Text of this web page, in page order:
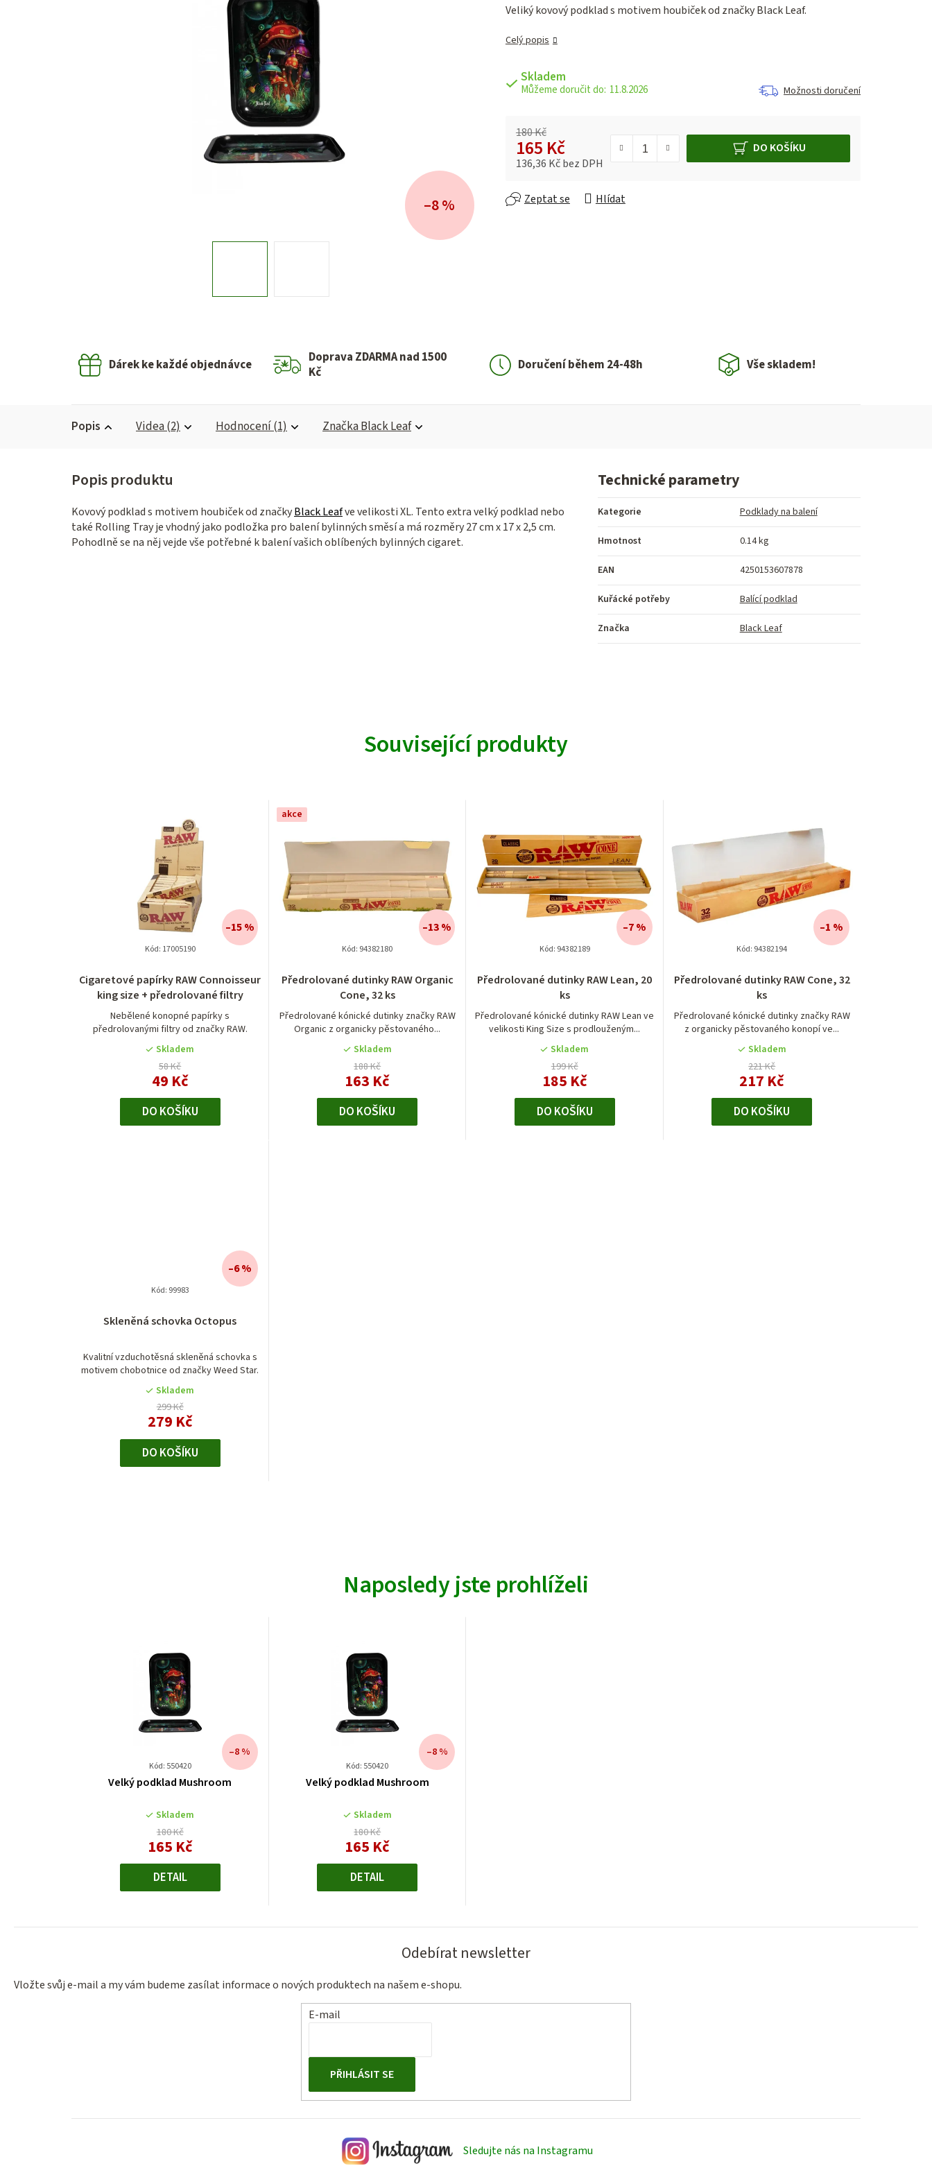
je
z 5
Veliký kovový podklad s motivem houbiček od značky Black Leaf.
Celý popis
Skladem
11.8.2026 Možnosti doručení
180 Kč
165 Kč
136,36 Kč bez DPH
DO KOŠÍKU
Zeptat se Hlídat
–8 %
Dárek ke každé objednávce
Doprava ZDARMA nad 1500
Kč
Doručení během 24-48h Vše skladem!
Popis Videa (2) Hodnocení (1) ZnačkaBlack Leaf
Kovový podklad s motivem houbiček od značkyBlack Leafve velikosti XL. Tento extra velký podklad nebo
také Rolling Tray je vhodný jako podložka pro balení bylinných směsí a má rozměry 27cm x 17 x 2,5 cm.
Pohodlně se na něj vejde vše potřebné k balení vašich oblíbených bylinných cigaret.
Technické parametry
Kategorie Podklady na balení
Hmotnost 0.14 kg
EAN 4250153607878
Kuřácké potřeby Balící podklad
Značka Black Leaf
Související produkty
Cigaretové papírky RAW Connoisseur
king size + předrolované filtry
Nebělené konopné papírky s
předrolovanými filtry od značky RAW.
Skladem
58 Kč
49 Kč
–15 %
DO KOŠÍKU
Kód: 17005190
akce
Předrolované dutinky RAW Organic
Cone, 32 ks
Předrolované kónické dutinky značky RAW
Organic z organicky pěstovaného...
hodnocení
produktu
je
5,0
z
5
hvězdiček.
Skladem
188 Kč
163 Kč
–13 %
DO KOŠÍKU
Kód: 94382180
Předrolované dutinky RAW Lean, 20
ks
Předrolované kónické dutinky RAW Lean ve
velikosti King Size s prodlouženým...
Skladem
199 Kč
185 Kč
–7 %
DO KOŠÍKU
Kód: 94382189
Předrolované dutinky RAW Cone, 32
ks
Předrolované kónické dutinky značky RAW
z organicky pěstovaného konopí ve...
Skladem
221 Kč
217 Kč
–1 %
DO KOŠÍKU
Kód: 94382194
Skleněná schovka Octopus
Kvalitní vzduchotěsná skleněná schovka s
motivem chobotnice od značky Weed Star.
Skladem
299 Kč
279 Kč
–6 %
DO KOŠÍKU
Kód: 99983
Naposledy jste prohlíželi
Kód: 550420
Velký podklad Mushroom
Skladem
180 Kč
–8 %
165 KčMěrná
DETAIL
Kód: 550420
Velký podklad Mushroom
Skladem
180 Kč
–8 %
165 KčMěrná
DETAIL
Odebírat newsletter
Vložte svůj e-mail a my vám budeme zasílat informace o nových produktech na našem e-shopu.
E-mail
PŘIHLÁSIT SE
Sledujte nás na Instagramu